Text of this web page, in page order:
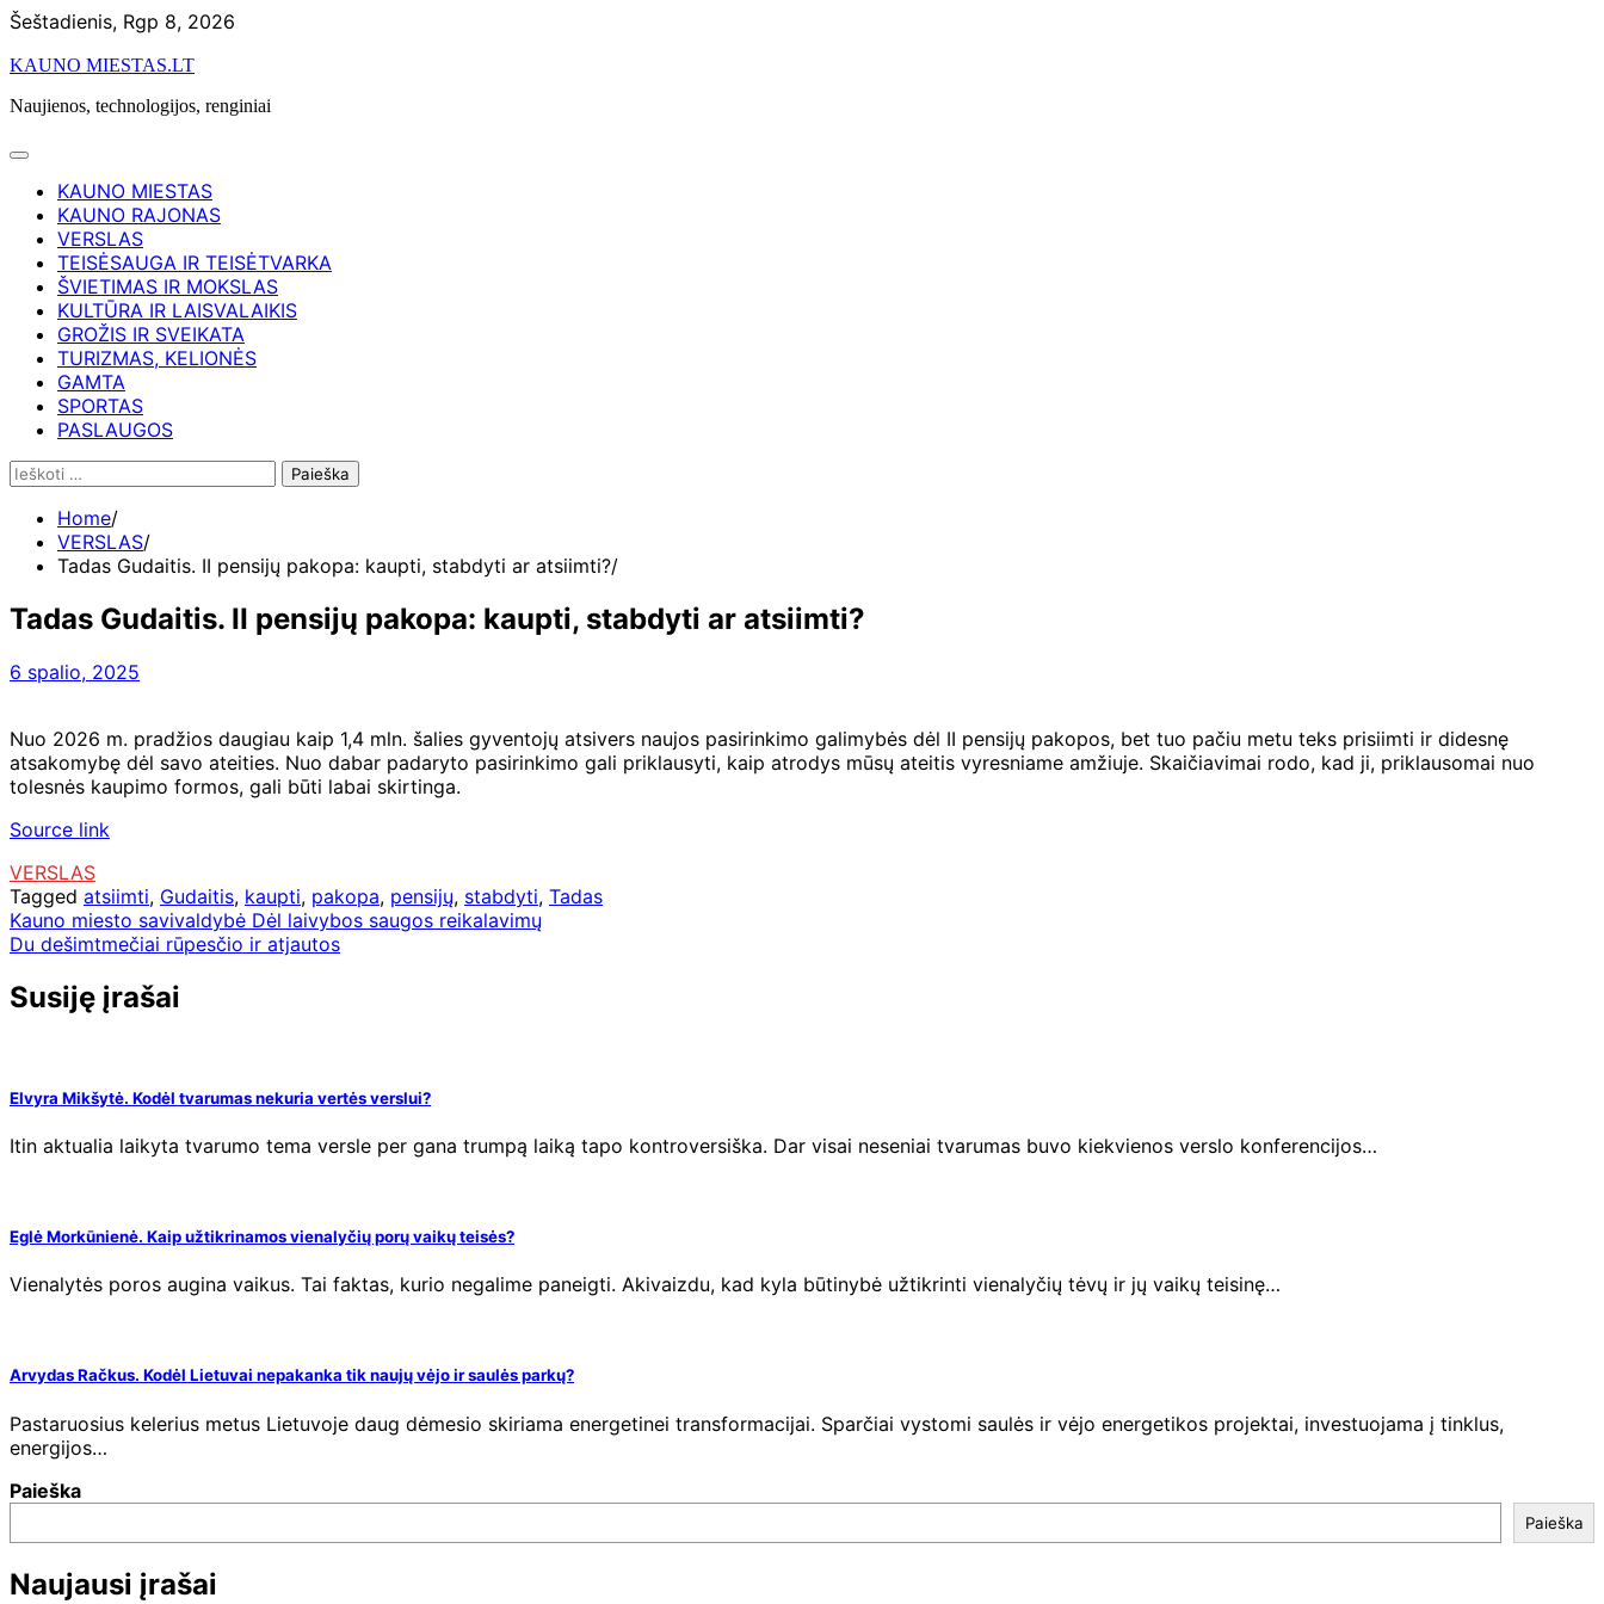
Skip
content
Šeštadienis, Rgp 8, 2026
KAUNO MIESTAS.LT
Naujienos, technologijos, renginiai
KAUNO MIESTAS
KAUNO RAJONAS
VERSLAS
TEISĖSAUGA IR TEISĖTVARKA
ŠVIETIMAS IR MOKSLAS
KULTŪRA IR LAISVALAIKIS
GROŽIS IR SVEIKATA
TURIZMAS, KELIONĖS
GAMTA
SPORTAS
PASLAUGOS
Ieškoti:
Home
VERSLAS
Tadas Gudaitis. II pensijų pakopa: kaupti, stabdyti ar atsiimti?
Tadas Gudaitis. II pensijų pakopa: kaupti, stabdyti ar atsiimti?
6 spalio, 2025
Nuo 2026 m. pradžios daugiau kaip 1,4 mln. šalies gyventojų atsivers naujos pasirinkimo galimybės dėl II pensijų pakopos, bet tuo pačiu metu teks prisiimti ir didesnę
atsakomybę dėl savo ateities. Nuo dabar padaryto pasirinkimo gali priklausyti, kaip atrodys mūsų ateitis vyresniame amžiuje. Skaičiavimai rodo, kad ji, priklausomai nuo
tolesnės kaupimo formos, gali būti labai skirtinga.
Source link
VERSLAS
Tagged atsiimti, Gudaitis, kaupti, pakopa, pensijų, stabdyti, Tadas
Navigacija
tarp
įrašų
Kauno miesto savivaldybė Dėl laivybos saugos reikalavimų
Du dešimtmečiai rūpesčio ir atjautos
Susiję įrašai
Elvyra Mikšytė. Kodėl tvarumas nekuria vertės verslui?
Itin aktualia laikyta tvarumo tema versle per gana trumpą laiką tapo kontroversiška. Dar visai neseniai tvarumas buvo kiekvienos verslo konferencijos…
Eglė Morkūnienė. Kaip užtikrinamos vienalyčių porų vaikų teisės?
Vienalytės poros augina vaikus. Tai faktas, kurio negalime paneigti. Akivaizdu, kad kyla būtinybė užtikrinti vienalyčių tėvų ir jų vaikų teisinę…
Arvydas Račkus. Kodėl Lietuvai nepakanka tik naujų vėjo ir saulės parkų?
Pastaruosius kelerius metus Lietuvoje daug dėmesio skiriama energetinei transformacijai. Sparčiai vystomi saulės ir vėjo energetikos projektai, investuojama į tinklus,
energijos…
Paieška
Paieška
Naujausi įrašai